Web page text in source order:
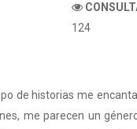
124
de historias me
me parecen un